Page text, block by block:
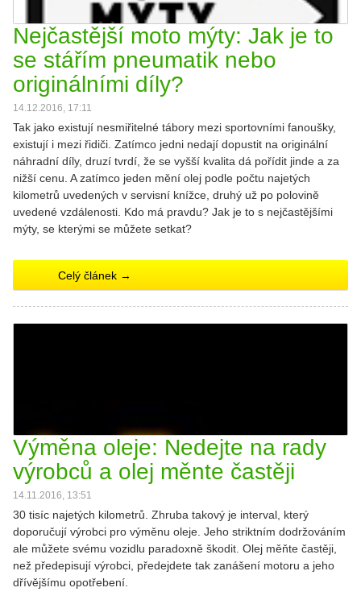
Nejčastější moto mýty: Jak je to
se stářím pneumatik nebo
originálními díly?
14.12.2016, 17:11
Tak jako existují nesmiřitelné tábory mezi sportovními fanoušky,
existují i mezi řidiči. Zatímco jedni nedají dopustit na originální
náhradní díly, druzí tvrdí, že se vyšší kvalita dá pořídit jinde a za
nižší cenu. A zatímco jeden mění olej podle počtu najetých
kilometrů uvedených v servisní knížce, druhý už po polovině
uvedené vzdálenosti. Kdo má pravdu? Jak je to s nejčastějšími
mýty, se kterými se můžete setkat?
Celý článek →
Výměna oleje: Nedejte na rady
výrobců a olej měnte častěji
14.11.2016, 13:51
30 tisíc najetých kilometrů. Zhruba takový je interval, který
doporučují výrobci pro výměnu oleje. Jeho striktním dodržováním
ale můžete svému vozidlu paradoxně škodit. Olej měňte častěji,
než předepisují výrobci, předejdete tak zanášení motoru a jeho
dřívějšímu opotřebení.